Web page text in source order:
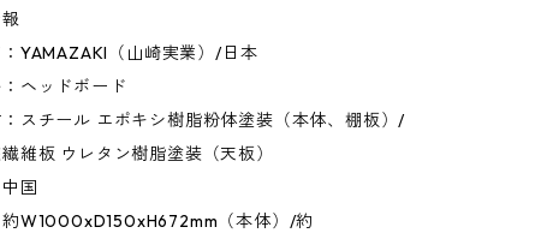
：YAMAZAKI（山崎実業）/日本
ヘッドボード
：スチール エポキシ樹脂粉体塗装（本体、棚板）/
維板 ウレタン樹脂塗装（天板）
国
約W1000xD150xH672mm（本体）/約